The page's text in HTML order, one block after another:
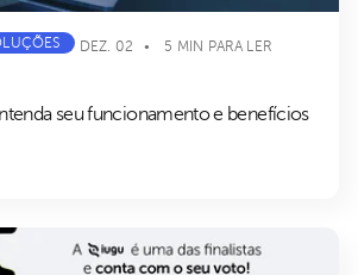
DEZ. 02 5 MIN PARA LER
seu funcionamento e benefícios